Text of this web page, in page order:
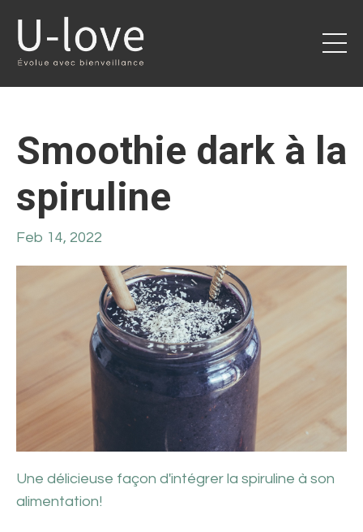
Smoothie dark à la
spiruline
Feb 14, 2022
Une délicieuse façon d'intégrer la spiruline à son
alimentation!